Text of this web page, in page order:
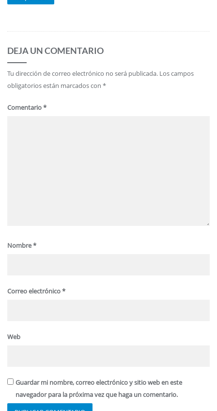
DEJA UN COMENTARIO
Tu dirección de correo electrónico no será publicada. Los campos
obligatorios están marcados con *
Comentario*
Nombre*
Correo electrónico*
Web
Guardar mi nombre, correo electrónico y sitio web en este
navegador para la próxima vez que haga un comentario.